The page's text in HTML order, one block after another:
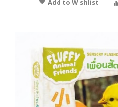
Add to Wishlist